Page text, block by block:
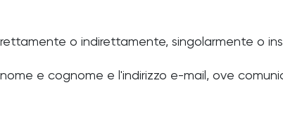
o indirettamente, singolarmente o
e cognome e l'indirizzo e-mail, ove